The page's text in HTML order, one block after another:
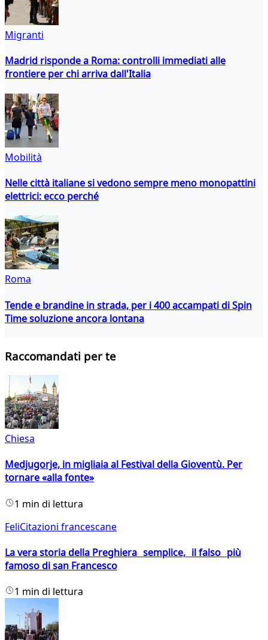
Migranti
Madrid risponde a Roma: controlli immediati alle
frontiere per chi arriva dall'Italia
Mobilità
Nelle città italiane si vedono sempre meno monopattini
elettrici: ecco perché
Roma
Tende e brandine in strada, per i 400 accampati di Spin
Time soluzione ancora lontana
Raccomandati per te
Chiesa
Medjugorje, in migliaia al Festival della Gioventù. Per
tornare «alla fonte»
1 min di lettura
FeliCitazioni francescane
La vera storia della Preghiera semplice, il falso più
famoso di san Francesco
1 min di lettura